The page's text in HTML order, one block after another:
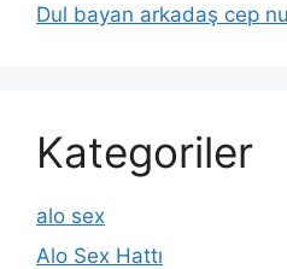
Dul bayan arkadaş cep
Kategoriler
alo sex
Alo Sex Hattı